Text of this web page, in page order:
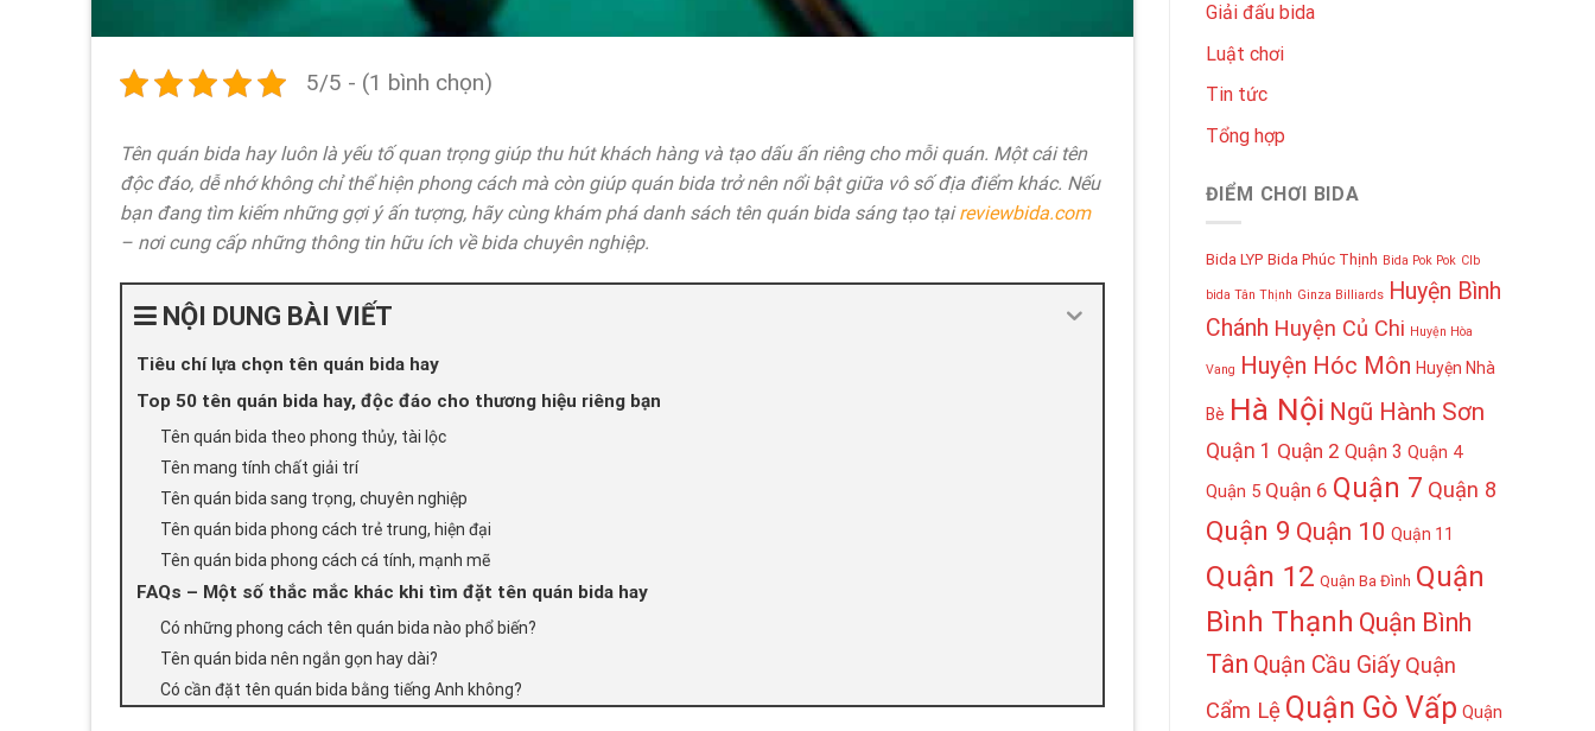
5/5 - (1 bình chọn)
Tên quán bida hay luôn là yếu tố quan trọng giúp thu hút khách hàng và tạo dấu ấn riêng cho mỗi quán. Một cái tên
độc đáo, dễ nhớ không chỉ thể hiện phong cách mà còn giúp quán bida trở nên nổi bật giữa vô số địa điểm khác. Nếu
bạn đang tìm kiếm những gợi ý ấn tượng, hãy cùng khám phá danh sách tên quán bida sáng tạo tạireviewbida.com
– nơi cung cấp những thông tin hữu ích về bida chuyên nghiệp.
NỘI DUNG BÀI VIẾT
Tiêu chí lựa chọn tên quán bida hay
Top 50 tên quán bida hay, độc đáo cho thương hiệu riêng bạn
Tên quán bida theo phong thủy, tài lộc
Tên mang tính chất giải trí
Tên quán bida sang trọng, chuyên nghiệp
Tên quán bida phong cách trẻ trung, hiện đại
Tên quán bida phong cách cá tính, mạnh mẽ
FAQs – Một số thắc mắc khác khi tìm đặt tên quán bida hay
Có những phong cách tên quán bida nào phổ biến?
Tên quán bida nên ngắn gọn hay dài?
Có cần đặt tên quán bida bằng tiếng Anh không?
Giải đấu bida
Luật chơi
Tin tức
Tổng hợp
ĐIỂM CHƠI BIDA
Bida LYP Bida Phúc Thịnh Bida Pok Pok Clb
bida Tân Thịnh Ginza Billiards Huyện Bình
Chánh Huyện Củ Chi Huyện Hòa
Vang Huyện Hóc Môn Huyện Nhà
Bè Hà Nội Ngũ Hành Sơn
Quận 1 Quận 2 Quận 3 Quận 4
Quận 5 Quận 6 Quận 7 Quận 8
Quận 9 Quận 10 Quận 11
Quận 12 Quận Ba Đình Quận
Bình Thạnh Quận Bình
Tân Quận Cầu Giấy Quận
Cẩm Lệ Quận Gò Vấp Quận